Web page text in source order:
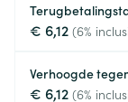
€ 6,12 (6%
Verhoogde
€ 6,12 (6%